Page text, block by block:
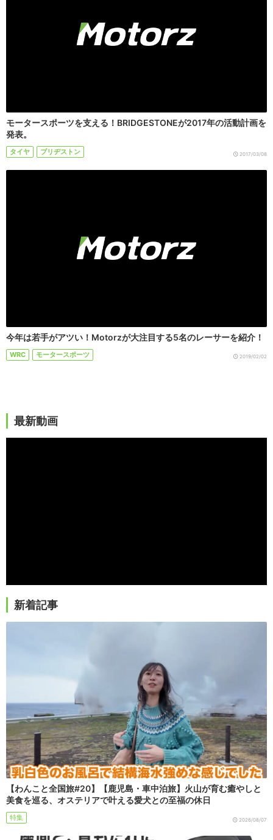
モータースポーツを支える！BRIDGESTONEが2017年の活動計画を
発表。
タイヤ ブリヂストン 2017/03/08
今年は若手がアツい！Motorzが大注目する5名のレーサーを紹介！
WRC モータースポーツ 2019/02/02
最新動画
新着記事
【わんこと全国旅#20】【鹿児島・車中泊旅】火山が育む癒やしと
美食を巡る、オステリアで叶える愛犬との至福の休日
特集 2026/08/07